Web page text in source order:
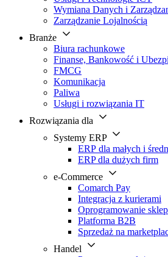
Wymiana Danych i
Zarządzanie Lojalnością
Branże
Biura rachunkowe
Finanse, Bankowość i
FMCG
Komunikacja
Paliwa
Usługi i rozwiązania IT
Rozwiązania dla
Systemy ERP
ERP dla małych i
ERP dla dużych firm
e-Commerce
Comarch Pay
Integracja z kurierami
Oprogramowanie
Platforma B2B
Sprzedaż na
Handel